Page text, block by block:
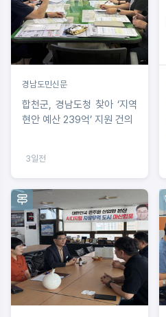
경남도민신문
합천군, 경남도청 찾아 ‘지역
현안 예산 239억’ 지원 건의
3일전